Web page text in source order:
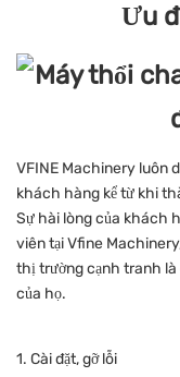
Ưu
VFINE Machinery luôn
khách hàng kể từ khi
Sự hài lòng của khách
viên tại Vfine
thị trường cạnh tranh
của họ.
1. Cài đặt, gỡ lỗi